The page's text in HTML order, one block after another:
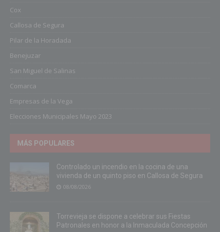
Cox
Callosa de Segura
Pilar de la Horadada
Benejuzar
San Miguel de Salinas
Comarca
Empresas de la Vega
Elecciones Municipales Mayo 2023
MÁS POPULARES
Controlado un incendio en la cocina de una
vivienda de un quinto piso en Callosa de Segura
08/08/2026
Torrevieja se dispone a celebrar sus Fiestas
Patronales en honor a la Inmaculada Concepción